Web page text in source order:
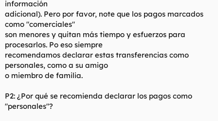
información
adicional). Pero por favor, note que los pagos marcados
como "comerciales"
son menores y quitan más tiempo y esfuerzos para
procesarlos. Po eso siempre
recomendamos declarar estas transferencias como
personales, como a su amigo
o miembro de familia.
P2: ¿Por qué se recomienda declarar los pagos como
"personales"?